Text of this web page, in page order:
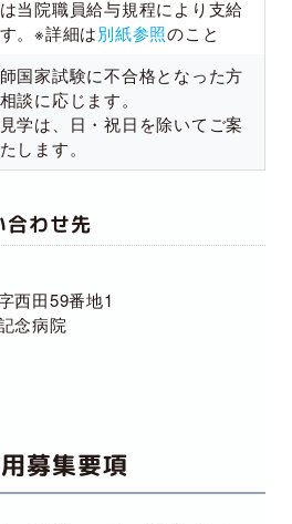
当院職員給与規程により支給
。※詳細は別紙参照のこと
国家試験に不合格となった方
談に応じます。
学は、日・祝日を除いてご案
します。
合わせ先
西田59番地1
念病院
募集要項